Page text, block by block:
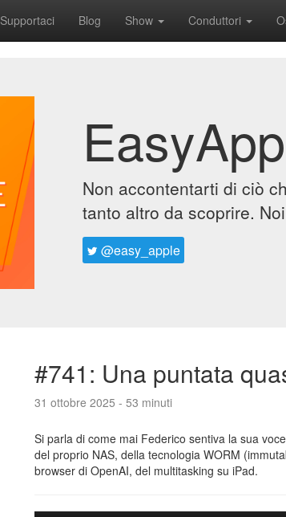
Supportaci Blog Show Conduttori
Non accontentarti di ciò
tanto altro da scoprire.
@easy_apple
#741: Una puntata
31 ottobre 2025 - 53 minuti
Si parla di come mai Federico sentiva la sua
del proprio NAS, della tecnologia WORM
browser di OpenAI, del multitasking su iPad.